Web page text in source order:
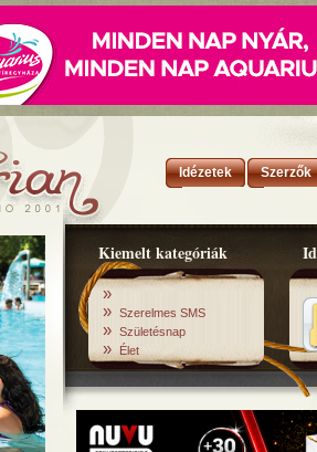
Idézetek Szerzők
Kiemelt kategóriák
»
» Szerelmes SMS
» Születésnap
» Élet